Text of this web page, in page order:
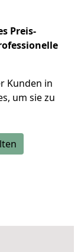
Preis-
Kunden in
um sie zu